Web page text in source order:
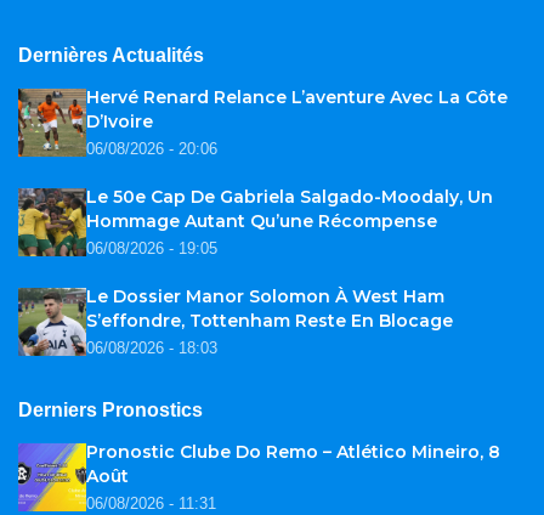
Dernières Actualités
Hervé Renard Relance L’aventure Avec La Côte
D’Ivoire
06/08/2026 - 20:06
Le 50e Cap De Gabriela Salgado-Moodaly, Un
Hommage Autant Qu’une Récompense
06/08/2026 - 19:05
Le Dossier Manor Solomon À West Ham
S’effondre, Tottenham Reste En Blocage
06/08/2026 - 18:03
Derniers Pronostics
Pronostic Clube Do Remo – Atlético Mineiro, 8
Août
06/08/2026 - 11:31